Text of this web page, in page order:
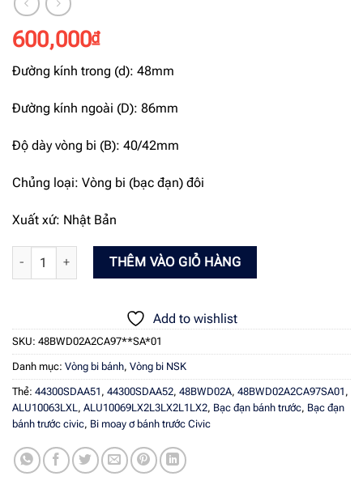
600,000₫
Đường kính trong (d): 48mm
Đường kính ngoài (D): 86mm
Độ dày vòng bi (B): 40/42mm
Chủng loại: Vòng bi (bạc đạn) đôi
Xuất xứ: Nhật Bản
Bạc đạn bánh trước honda Civic 06-12, Accord 03-07 - NSK
THÊM VÀO GIỎ HÀNG
Add to wishlist
SKU: 48BWD02A2CA97**SA*01
Danh mục: Vòng bi bánh, Vòng bi NSK
Thẻ: 44300SDAA51 , 44300SDAA52, 48BWD02A, 48BWD02A2CA97SA01 ,
ALU10063LXL, ALU10069LX2L3LX2L1LX2, Bạc đạn bánh trước, Bạc đạn
bánh trước civic, Bi moay ơ bánh trước Civic